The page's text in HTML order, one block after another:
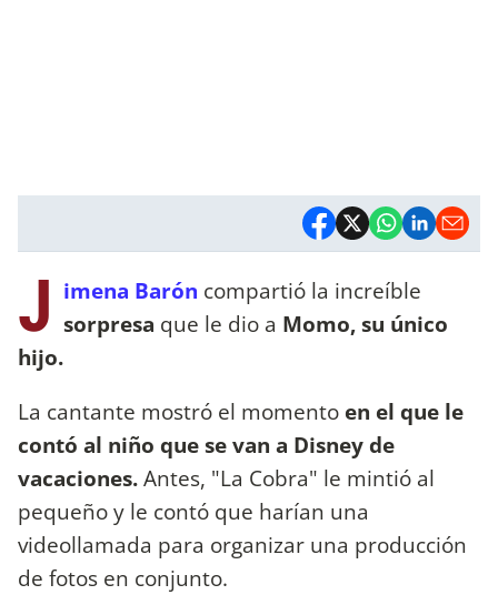
J imena Barón compartió la increíble
sorpresa que le dio a Momo, su único
hijo.
La cantante mostró el momento en el que le
contó al niño que se van a Disney de
vacaciones.Antes, "La Cobra" le mintió al
pequeño y le contó que harían una
videollamada para organizar una producción
de fotos en conjunto.